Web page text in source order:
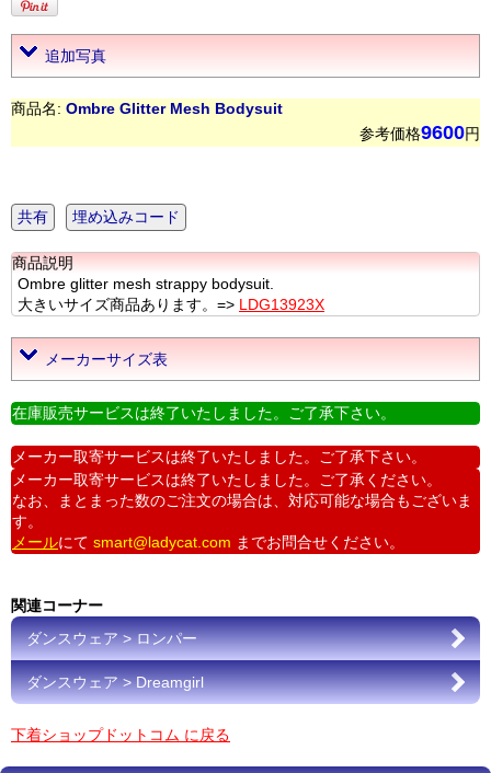
追加写真
商品名: Ombre Glitter Mesh Bodysuit
参考価格9600円
共有 埋め込みコード
商品説明
Ombre glitter mesh strappy bodysuit.
大きいサイズ商品あります。=> LDG13923X
メーカーサイズ表
在庫販売サービスは終了いたしました。ご了承下さい。
メーカー取寄サービスは終了いたしました。ご了承下さい。
メーカー取寄サービスは終了いたしました。ご了承ください。
なお、まとまった数のご注文の場合は、対応可能な場合もございま
す。
メールにて smart@ladycat.com までお問合せください。
関連コーナー
ダンスウェア > ロンパー
ダンスウェア > Dreamgirl
下着ショップドットコム に戻る